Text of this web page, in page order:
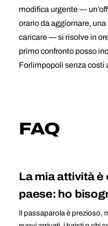
modifica urgente —
orario da aggiornare,
caricare — si risolve in
primo confronto posso
Forlimpopoli senza costi
FAQ
La mia attività
paese: ho
Il passaparola è prezioso,